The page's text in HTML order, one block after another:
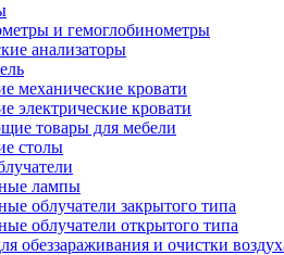
и гемоглобинометры
анализаторы
механические кровати
электрические кровати
товары для мебели
столы
лампы
облучатели закрытого типа
облучатели открытого типа
обеззараживания и очистки